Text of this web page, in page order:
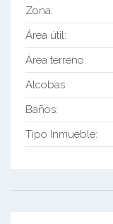
Zona:
Área útil:
Área terreno:
Alcobas:
Baños:
Tipo Inmueble: